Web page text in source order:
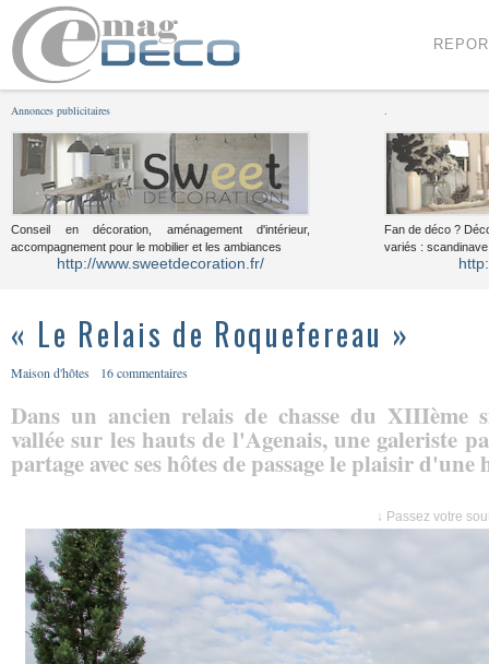
Annonces publicitaires
Conseil en décoration, aménagement d'intérieur,
accompagnement pour le mobilier et les ambiances
http://www.sweetdecoration.fr/
Fan de déco ?
variés :
« Le Relais de Roquefereau »
Maison d'hôtes 16 commentaires
Dans un ancien relais de chasse du XIIIème
vallée sur les hauts de l'Agenais, une galeriste
partage avec ses hôtes de passage le plaisir
↓ Passez votre